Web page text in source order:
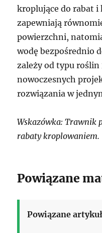
kroplujące do rabat i
zapewniają
powierzchni,
wodę bezpośrednio
zależy od typu
nowoczesnych
rozwiązania w
Wskazówka: Trawnik
rabaty kroplowaniem.
Powiązane
Powiązane